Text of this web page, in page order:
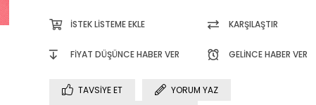
İSTEK LISTEME EKLE KARŞILAŞTIR
FIYAT DÜŞÜNCE HABER VER GELINCE HABER VER
TAVSIYE ET
YORUM YAZ